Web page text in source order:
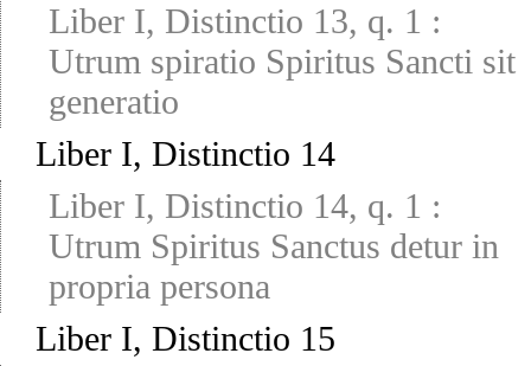
Liber I, Distinctio 13, q. 1 :
Utrum spiratio Spiritus Sancti sit
generatio
Liber I, Distinctio 14
Liber I, Distinctio 14, q. 1 :
Utrum Spiritus Sanctus detur in
propria persona
Liber I, Distinctio 15